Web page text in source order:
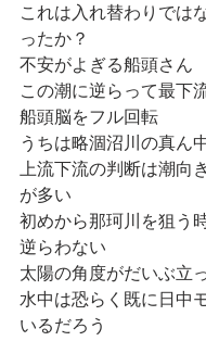
これは入れ替わりでは
ったか？
不安がよぎる船頭さん
この潮に逆らって最下
船頭脳をフル回転
うちは略涸沼川の真ん
上流下流の判断は潮向
が多い
初めから那珂川を狙う
逆らわない
太陽の角度がだいぶ立
水中は恐らく既に日中
いるだろう